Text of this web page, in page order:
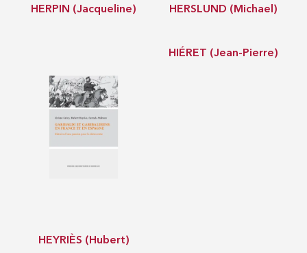
HERPIN (Jacqueline) HERSLUND (Michael)
HEYRIÈS (Hubert)
HIÉRET (Jean-Pierre)